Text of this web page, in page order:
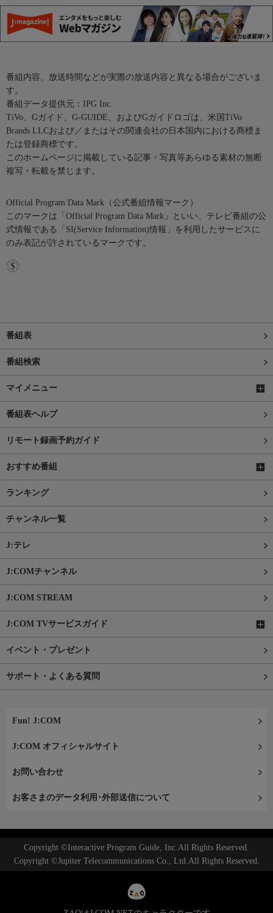
番組内容、放送時間などが実際の放送内容と異なる場合がございま
す。
番組データ提供元：IPG Inc.
TiVo、Gガイド、G-GUIDE、およびGガイドロゴは、米国TiVo
Brands LLCおよび／またはその関連会社の日本国内における商標ま
たは登録商標です。
このホームページに掲載している記事・写真等あらゆる素材の無断
複写・転載を禁じます。
Official Program Data Mark（公式番組情報マーク）
このマークは「Official Program Data Mark」といい、テレビ番組の公
式情報である「SI(Service Information)情報」を利用したサービスに
のみ表記が許されているマークです。
番組表
番組検索
マイメニュー
番組表ヘルプ
リモート録画予約ガイド
おすすめ番組
ランキング
チャンネル一覧
J:テレ
J:COMチャンネル
J:COM STREAM
J:COM TVサービスガイド
イベント・プレゼント
サポート・よくある質問
Fun! J:COM
J:COM オフィシャルサイト
お問い合わせ
お客さまのデータ利用･外部送信について
Copyright ©Interactive Program Guide, Inc.All Rights Reserved.
Copyright ©Jupiter Telecommunications Co., Ltd.All Rights Reserved.